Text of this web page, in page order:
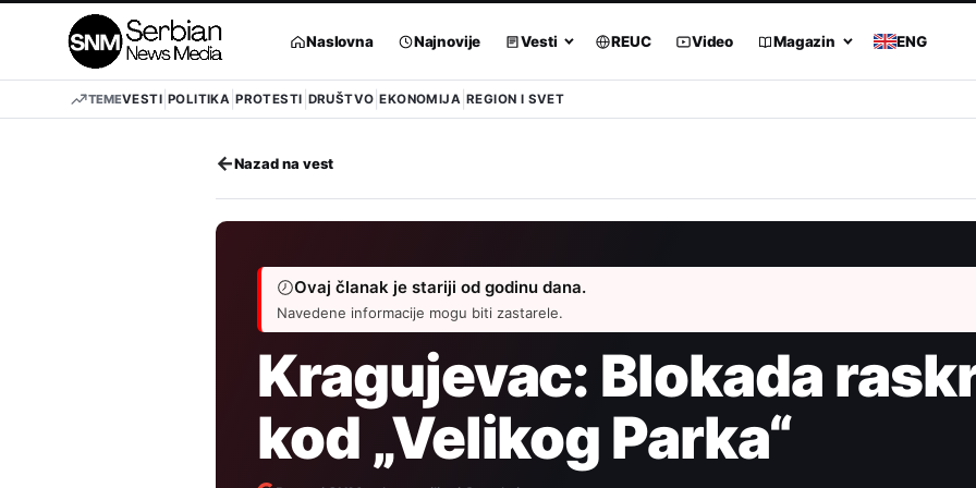
Naslovna Najnovije Vesti REUC Video Magazin ENG
TEMEVESTI POLITIKA PROTESTI DRUŠTVO EKONOMIJA REGION I SVET
←Nazad na vest
Ovaj članak je stariji od godinu dana.
Navedene informacije mogu biti zastarele.
Kragujevac: Blokada
kod „Velikog Parka“